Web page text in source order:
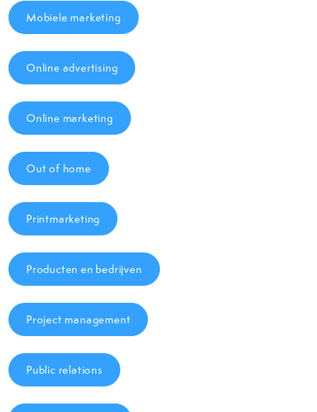
Mobiele marketing
Online advertising
Online marketing
Out of home
Printmarketing
Producten en bedrijven
Project management
Public relations